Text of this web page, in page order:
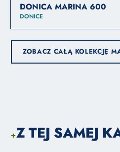
DONICA MARINA 600
DONICE
ZOBACZ CAŁĄ KOLEKCJĘ
+Z TEJ SAMEJ